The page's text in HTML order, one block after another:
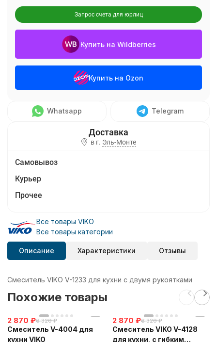
Запрос счета для юрлиц
Купить на Wildberries
Купить на Ozon
Whatsapp Telegram
в г. Эль-Монте
Самовывоз
Курьер
Прочее
Все товары VIKO
Все товары категории
Описание Характеристики Отзывы
Смеситель VIKO V-1233 для кухни с двумя рукоятками
Похожие товары
2 870 ₽6 320 ₽
Смеситель V-4004 для
кухни VIKO
2 870 ₽6 320 ₽
Смеситель VIKO V-4128
для кухни, с гибким